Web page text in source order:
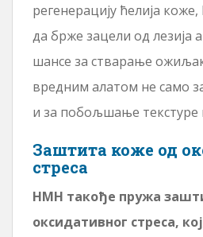
регенерацију ћелија
да брже зацели од лезија
шансе за стварање
вредним алатом не само
и за побољшање текстуре
Заштита коже од
стреса
НМН такође пружа
оксидативног стреса,